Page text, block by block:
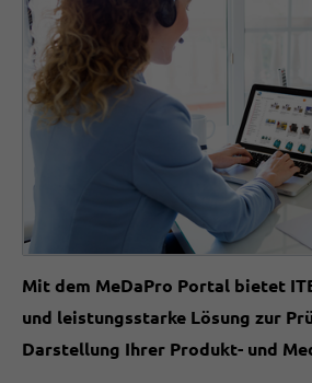
Mit dem MeDaPro Portal bietet
und leistungsstarke Lösung zur
Darstellung Ihrer Produkt- und